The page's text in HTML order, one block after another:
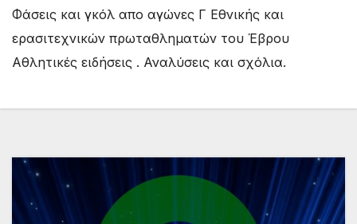
Φάσεις και γκόλ απο αγώνες Γ Εθνικής και
ερασιτεχνικών πρωταθληματών του Έβρου
Αθλητικές ειδήσεις . Αναλύσεις και σχόλια.